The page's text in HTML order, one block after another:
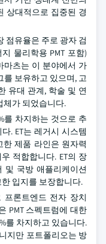
상대적으로 집중된 경
점유율은 주로 광자 검
물리학용 PMT 포함)
마츠는 이 분야에서 가
를 보유하고 있으며, 고
유대 관계, 학술 및 연
체가 되었습니다.
를 차지하는 것으로 추
. ET는 레거시 시스템
제품 라인은 원자력
적합합니다. ET의 장
및 국방 애플리케이션
입지를 보장합니다.
프론트엔드 전자 장치
PMT 스펙트럼에 대한
를 차지하고 있습니다.
지만 포트폴리오는 방